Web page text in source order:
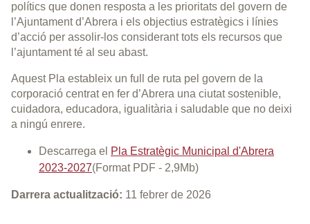
polítics que donen resposta a les prioritats del govern de
l’Ajuntament d’Abrera i els objectius estratègics i línies
d’acció per assolir-los considerant tots els recursos que
l’ajuntament té al seu abast.
Aquest Pla estableix un full de ruta pel govern de la
corporació centrat en fer d’Abrera una ciutat sostenible,
cuidadora, educadora, igualitària i saludable que no deixi
a ningú enrere.
Descarrega el Pla Estratègic Municipal d'Abrera
2023-2027(Format PDF - 2,9Mb)
Darrera actualització: 11 febrer de 2026